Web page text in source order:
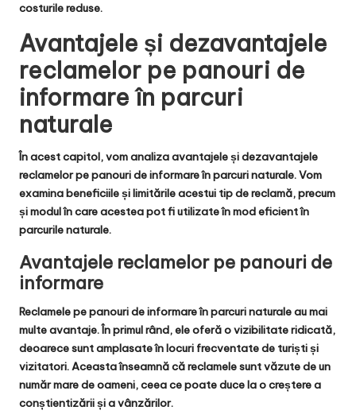
costurile reduse.
Avantajele și dezavantajele
reclamelor pe panouri de
informare în parcuri
naturale
În acest capitol, vom analiza avantajele și dezavantajele
reclamelor pe panouri de informare în parcuri naturale. Vom
examina beneficiile și limitările acestui tip de reclamă, precum
și modul în care acestea pot fi utilizate în mod eficient în
parcurile naturale.
Avantajele reclamelor pe panouri de
informare
Reclamele pe panouri de informare în parcuri naturale au mai
multe avantaje. În primul rând, ele oferă o vizibilitate ridicată,
deoarece sunt amplasate în locuri frecventate de turiști și
vizitatori. Aceasta înseamnă că reclamele sunt văzute de un
număr mare de oameni, ceea ce poate duce la o creștere a
conștientizării și a vânzărilor.